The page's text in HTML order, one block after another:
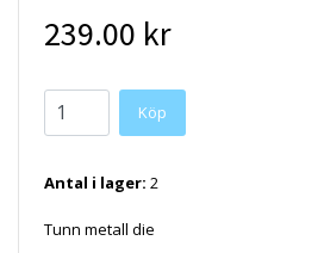
239.00 kr
Antal i lager: 2
Tunn metall die